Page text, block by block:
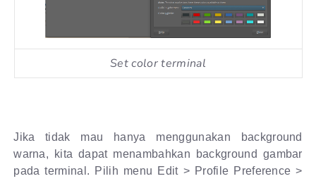
Set color terminal
Jika tidak mau hanya menggunakan background
warna, kita dapat menambahkan background gambar
pada terminal. Pilih menu Edit > Profile Preference >